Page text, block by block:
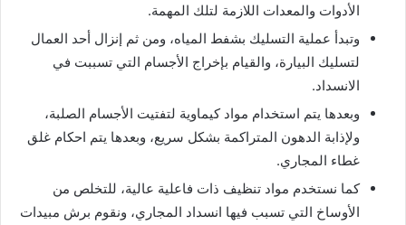
الأدوات والمعدات اللازمة لتلك المهمة.
وتبدأ عملية التسليك بشفط المياه، ومن ثم إنزال أحد العمال
لتسليك البيارة، والقيام بإخراج الأجسام التي تسببت في
الانسداد.
وبعدها يتم استخدام مواد كيماوية لتفتيت الأجسام الصلبة،
ولإذابة الدهون المتراكمة بشكل سريع، وبعدها يتم احكام غلق
غطاء المجاري.
كما نستخدم مواد تنظيف ذات فاعلية عالية، للتخلص من
الأوساخ التي تسبب فيها انسداد المجاري، ونقوم برش مبيدات